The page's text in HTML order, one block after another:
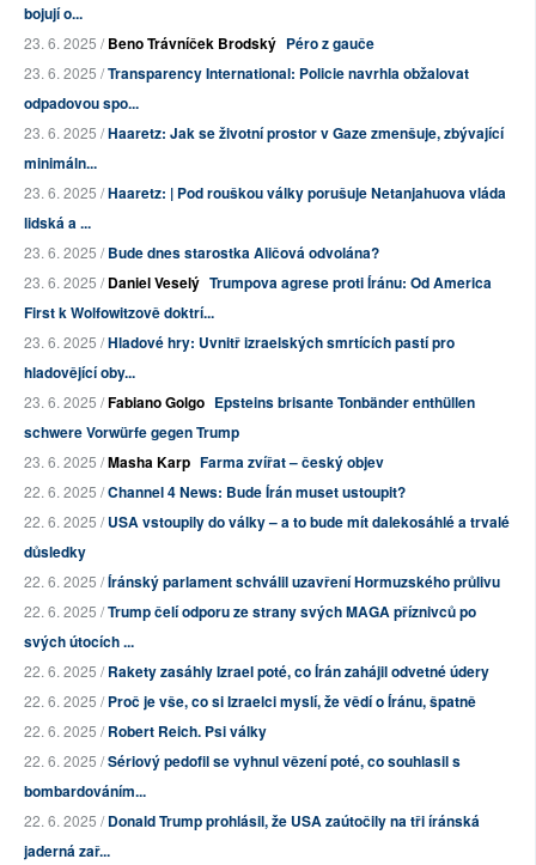
bojují o...
23. 6. 2025 /Beno Trávníček Brodský Péro z gauče
23. 6. 2025 /Transparency International: Policie navrhla obžalovat
odpadovou spo...
23. 6. 2025 /Haaretz: Jak se životní prostor v Gaze zmenšuje, zbývající
minimáln...
23. 6. 2025 /Haaretz: | Pod rouškou války porušuje Netanjahuova vláda
lidská a ...
23. 6. 2025 /Bude dnes starostka Aličová odvolána?
23. 6. 2025 /Daniel Veselý Trumpova agrese proti Íránu: Od America
First k Wolfowitzově doktrí...
23. 6. 2025 /Hladové hry: Uvnitř izraelských smrtících pastí pro
hladovějící oby...
23. 6. 2025 /Fabiano Golgo Epsteins brisante Tonbänder enthüllen
schwere Vorwürfe gegen Trump
23. 6. 2025 /Masha Karp Farma zvířat – český objev
22. 6. 2025 /Channel 4 News: Bude Írán muset ustoupit?
22. 6. 2025 /USA vstoupily do války – a to bude mít dalekosáhlé a trvalé
důsledky
22. 6. 2025 /Íránský parlament schválil uzavření Hormuzského průlivu
22. 6. 2025 /Trump čelí odporu ze strany svých MAGA příznivců po
svých útocích ...
22. 6. 2025 /Rakety zasáhly Izrael poté, co Írán zahájil odvetné údery
22. 6. 2025 /Proč je vše, co si Izraelci myslí, že vědí o Íránu, špatně
22. 6. 2025 /Robert Reich. Psi války
22. 6. 2025 /Sériový pedofil se vyhnul vězení poté, co souhlasil s
bombardováním...
22. 6. 2025 /Donald Trump prohlásil, že USA zaútočily na tři íránská
jaderná zař...